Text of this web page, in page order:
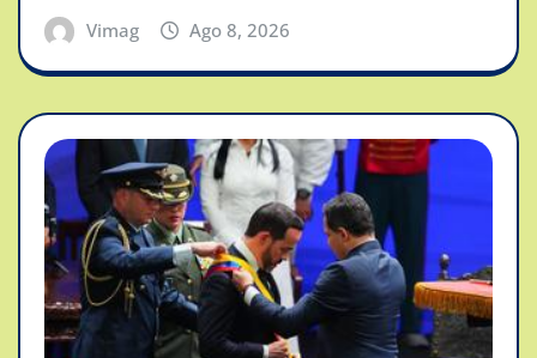
Vimag Ago 8, 2026